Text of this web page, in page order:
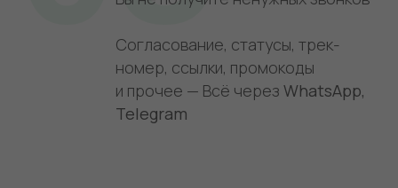
Согласование, статусы, трек-
номер, ссылки, промокоды
и прочее — Всё через WhatsApp,
Telegram